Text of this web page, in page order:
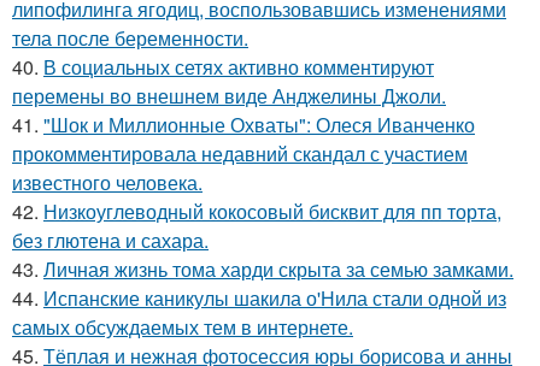
липофилинга ягодиц, воспользовавшись изменениями
тела после беременности.
40. В социальных сетях активно комментируют
перемены во внешнем виде Анджелины Джоли.
41. "Шок и Миллионные Охваты": Олеся Иванченко
прокомментировала недавний скандал с участием
известного человека.
42. Низкоуглеводный кокосовый бисквит для пп торта,
без глютена и сахара.
43. Личная жизнь тома харди скрыта за семью замками.
44. Испанские каникулы шакила о'Нила стали одной из
самых обсуждаемых тем в интернете.
45. Тёплая и нежная фотосессия юры борисова и анны